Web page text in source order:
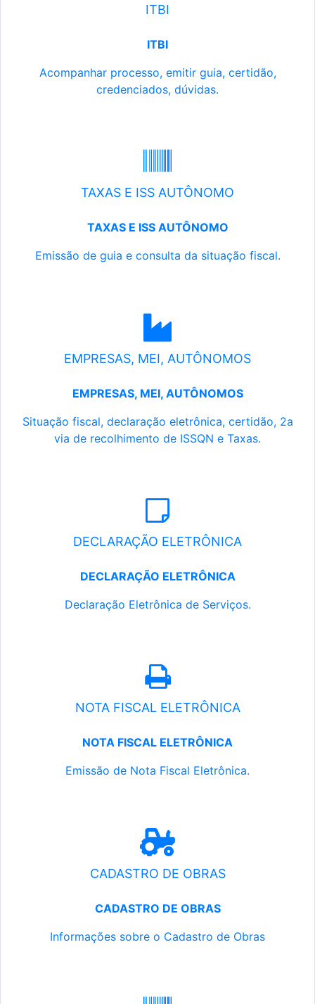
ITBI
ITBI
Acompanhar processo, emitir guia, certidão,
credenciados, dúvidas.
TAXAS E ISS AUTÔNOMO
TAXAS E ISS AUTÔNOMO
Emissão de guia e consulta da situação fiscal.
EMPRESAS, MEI, AUTÔNOMOS
EMPRESAS, MEI, AUTÔNOMOS
Situação fiscal, declaração eletrônica, certidão, 2a
via de recolhimento de ISSQN e Taxas.
DECLARAÇÃO ELETRÔNICA
DECLARAÇÃO ELETRÔNICA
Declaração Eletrônica de Serviços.
NOTA FISCAL ELETRÔNICA
NOTA FISCAL ELETRÔNICA
Emissão de Nota Fiscal Eletrônica.
CADASTRO DE OBRAS
CADASTRO DE OBRAS
Informações sobre o Cadastro de Obras